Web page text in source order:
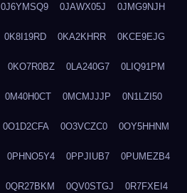
0J6YMSQ9 0JAWX05J 0JMG9NJH
0K8I19RD 0KA2KHRR 0KCE9EJG
0KO7R0BZ 0LA240G7 0LIQ91PM
0M40H0CT 0MCMJJJP 0N1LZI50
0O1D2CFA 0O3VCZC0 0OY5HHNM
0PHNO5Y4 0PPJIUB7 0PUMEZB4
0QR27BKM 0QV0STGJ 0R7FXEI4